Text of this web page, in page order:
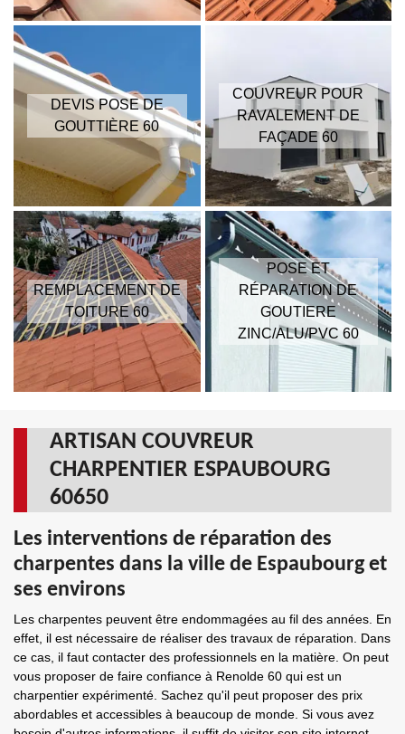
DEVIS POSE DE
GOUTTIÈRE 60
COUVREUR POUR
RAVALEMENT DE
FAÇADE 60
REMPLACEMENT DE
TOITURE 60
POSE ET
RÉPARATION DE
GOUTIERE
ZINC/ALU/PVC 60
ARTISAN COUVREUR
CHARPENTIER ESPAUBOURG
60650
Les interventions de réparation des
charpentes dans la ville de Espaubourg et
ses environs
Les charpentes peuvent être endommagées au fil des années. En
effet, il est nécessaire de réaliser des travaux de réparation. Dans
ce cas, il faut contacter des professionnels en la matière. On peut
vous proposer de faire confiance à Renolde 60 qui est un
charpentier expérimenté. Sachez qu'il peut proposer des prix
abordables et accessibles à beaucoup de monde. Si vous avez